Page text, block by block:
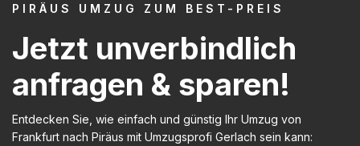
PIRÄUS UMZUG ZUM BEST-PREIS
Jetzt unverbindlich
anfragen & sparen!
Entdecken Sie, wie einfach und günstig Ihr Umzug von
Frankfurt nach Piräus mit Umzugsprofi Gerlach sein kann: